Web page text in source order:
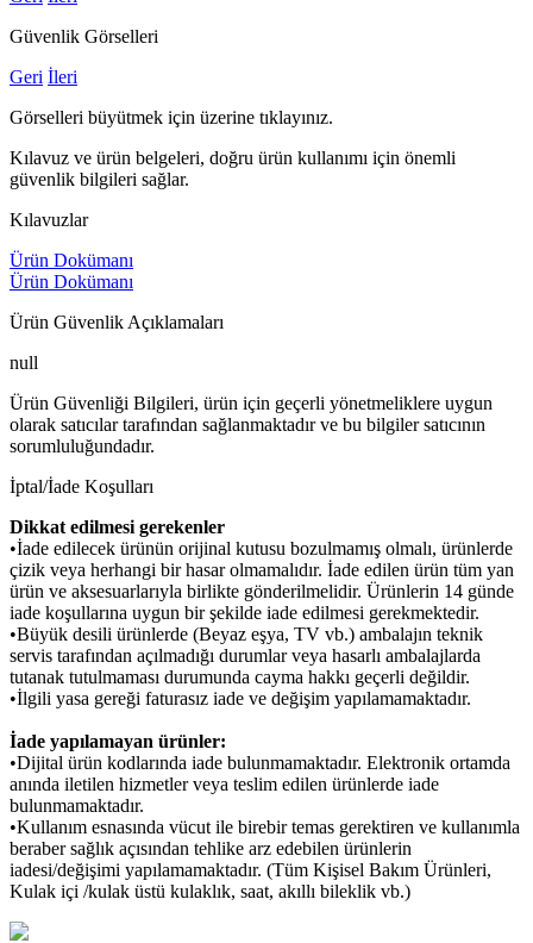
Güvenlik Görselleri
Geri İleri
Görselleri büyütmek için üzerine tıklayınız.
Kılavuz ve ürün belgeleri, doğru ürün kullanımı için önemli
güvenlik bilgileri sağlar.
Kılavuzlar
Ürün Dokümanı
Ürün Dokümanı
Ürün Güvenlik Açıklamaları
null
Ürün Güvenliği Bilgileri, ürün için geçerli yönetmeliklere uygun
olarak satıcılar tarafından sağlanmaktadır ve bu bilgiler satıcının
sorumluluğundadır.
İptal/İade Koşulları
Dikkat edilmesi gerekenler
•İade edilecek ürünün orijinal kutusu bozulmamış olmalı, ürünlerde
çizik veya herhangi bir hasar olmamalıdır. İade edilen ürün tüm yan
ürün ve aksesuarlarıyla birlikte gönderilmelidir. Ürünlerin 14 günde
iade koşullarına uygun bir şekilde iade edilmesi gerekmektedir.
•Büyük desili ürünlerde (Beyaz eşya, TV vb.) ambalajın teknik
servis tarafından açılmadığı durumlar veya hasarlı ambalajlarda
tutanak tutulmaması durumunda cayma hakkı geçerli değildir.
•İlgili yasa gereği faturasız iade ve değişim yapılamamaktadır.
İade yapılamayan ürünler:
•Dijital ürün kodlarında iade bulunmamaktadır. Elektronik ortamda
anında iletilen hizmetler veya teslim edilen ürünlerde iade
bulunmamaktadır.
•Kullanım esnasında vücut ile birebir temas gerektiren ve kullanımla
beraber sağlık açısından tehlike arz edebilen ürünlerin
iadesi/değişimi yapılamamaktadır. (Tüm Kişisel Bakım Ürünleri,
Kulak içi /kulak üstü kulaklık, saat, akıllı bileklik vb.)